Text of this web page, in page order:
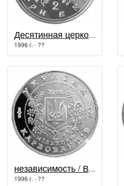
Десятинная церковь / Духовные сокровища Украины
1996 г. - ??
независимость / Возрождение украинской государственности
1996 г. - ??